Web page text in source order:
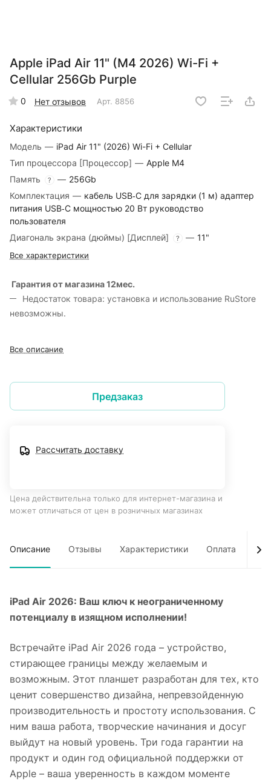
Apple iPad Air 11" (M4 2026) Wi-Fi +
Cellular 256Gb Purple
0 Нет отзывов Арт. 8856
Характеристики
Модель — iPad Air 11" (2026) Wi-Fi + Cellular
Тип процессора [Процессор] — Apple M4
Память
? — 256Gb
Комплектация — кабель USB‑C для зарядки (1 м) адаптер
питания USB‑C мощностью 20 Вт руководство
пользователя
Диагональ экрана (дюймы) [Дисплей]
? — 11"
Все характеристики
Гарантия от магазина 12мес.
Недостаток товара: установка и использование RuStore
невозможны.
Все описание
Предзаказ
Рассчитать доставку
Цена действительна только для интернет-магазина и
может отличаться от цен в розничных магазинах
Описание Отзывы Характеристики Оплата
iPad Air 2026: Ваш ключ к неограниченному
потенциалу в изящном исполнении!
Встречайте iPad Air 2026 года – устройство,
стирающее границы между желаемым и
возможным. Этот планшет разработан для тех, кто
ценит совершенство дизайна, непревзойденную
производительность и простоту использования. С
ним ваша работа, творческие начинания и досуг
выйдут на новый уровень. Три года гарантии на
продукт и один год официальной поддержки от
Apple – ваша уверенность в каждом моменте